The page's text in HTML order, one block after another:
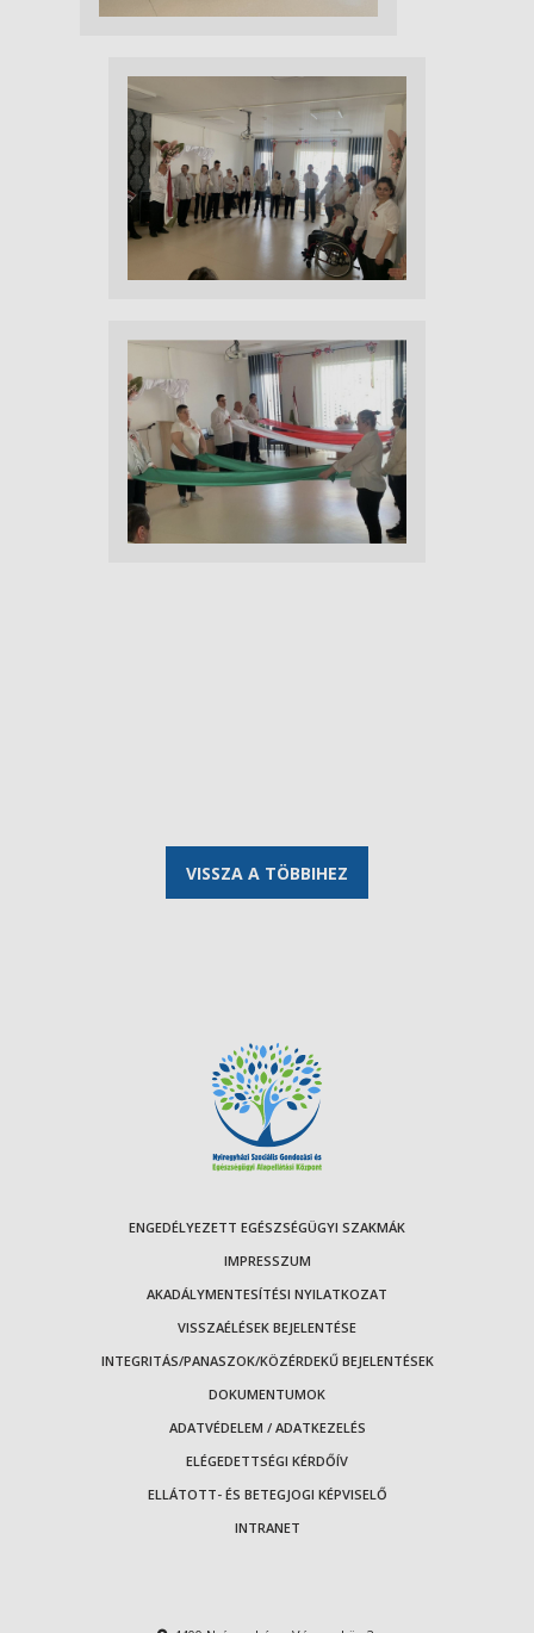
VISSZA A TÖBBIHEZ
ENGEDÉLYEZETT EGÉSZSÉGÜGYI SZAKMÁK
IMPRESSZUM
AKADÁLYMENTESÍTÉSI NYILATKOZAT
VISSZAÉLÉSEK BEJELENTÉSE
INTEGRITÁS/PANASZOK/KÖZÉRDEKŰ BEJELENTÉSEK
DOKUMENTUMOK
ADATVÉDELEM / ADATKEZELÉS
ELÉGEDETTSÉGI KÉRDŐÍV
ELLÁTOTT- ÉS BETEGJOGI KÉPVISELŐ
INTRANET